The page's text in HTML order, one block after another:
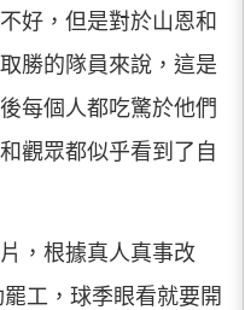
好，但是對於山恩和
勝的隊員來說，這是
每個人都吃驚於他們
觀眾都似乎看到了自
，根據真人真事改
工，球季眼看就要開